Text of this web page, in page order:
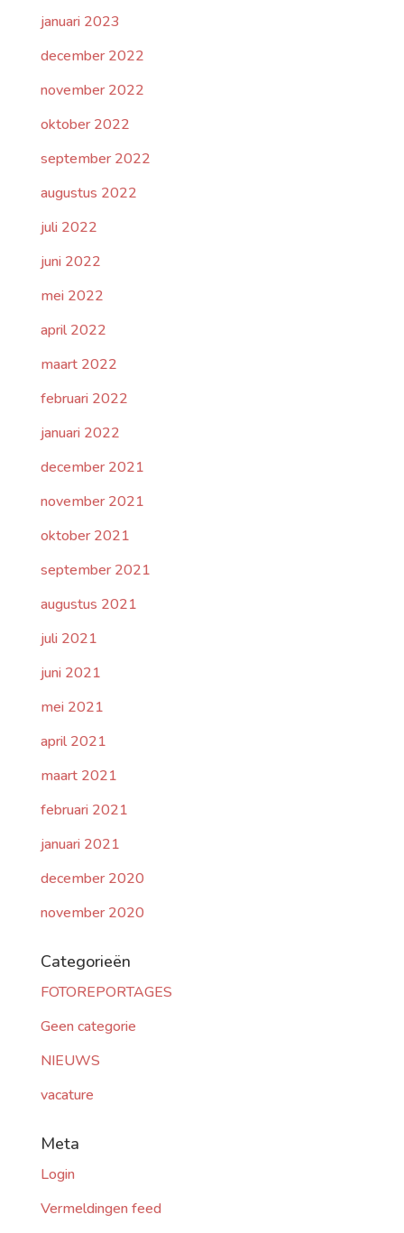
januari 2023
december 2022
november 2022
oktober 2022
september 2022
augustus 2022
juli 2022
juni 2022
mei 2022
april 2022
maart 2022
februari 2022
januari 2022
december 2021
november 2021
oktober 2021
september 2021
augustus 2021
juli 2021
juni 2021
mei 2021
april 2021
maart 2021
februari 2021
januari 2021
december 2020
november 2020
Categorieën
FOTOREPORTAGES
Geen categorie
NIEUWS
vacature
Meta
Login
Vermeldingen feed